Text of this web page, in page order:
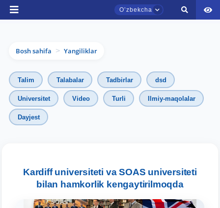
Oʼzbekcha
Bosh sahifa > Yangiliklar
Talim Talabalar Tadbirlar dsd
Universitet Video Turli Ilmiy-maqolalar
Dayjest
Kardiff universiteti va SOAS universiteti
bilan hamkorlik kengaytirilmoqda
TDYU qabul murojaatlari chati
chatiga xush kelibsiz.
chatda qoldiring.